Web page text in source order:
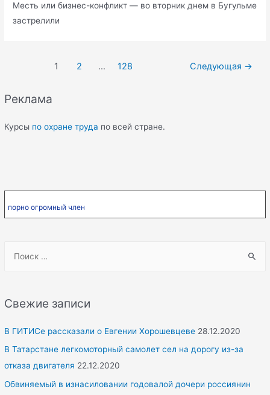
Реклама
Курсы по охране труда по всей стране.
порно огромный член
r
h
f
o
r
Свежие записи
В ГИТИСе рассказали о Евгении Хорошевцеве 28.12.2020
В Татарстане легкомоторный самолет сел на дорогу из-за
отказа двигателя 22.12.2020
Обвиняемый в изнасиловании годовалой дочери россиянин
Месть или бизнес-конфликт — во вторник днем в Бугульме
застрелили
записям
1 2 … 128 Следующая →